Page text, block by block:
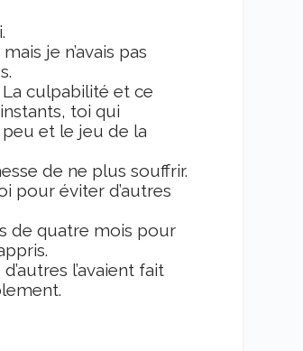
je n’avais pas
culpabilité et ce
toi qui
et le jeu de la
de ne plus souffrir.
pour éviter d’autres
de quatre mois pour
l’avaient fait